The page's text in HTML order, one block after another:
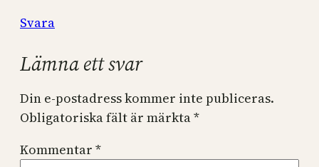
Svara
Lämna ett svar
Din e-postadress kommer inte publiceras.
Obligatoriska fält är märkta*
Kommentar *